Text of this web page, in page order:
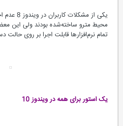
یکی از مشکلات
تمام نرم‌افزارها قابلت اجرا بر روی حالت
یک استور برای همهدر ویندوز 10